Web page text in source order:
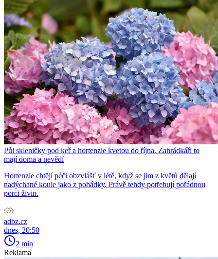
Půl skleničky pod keř a hortenzie kvetou do října. Zahrádkáři to
mají doma a nevědí
Hortenzie chtějí péči obzvlášť v létě, když se jim z květů dělají
nadýchané koule jako z pohádky. Právě tehdy potřebují pořádnou
porci živin.
adbz.cz
dnes, 20:50
2 min
Reklama